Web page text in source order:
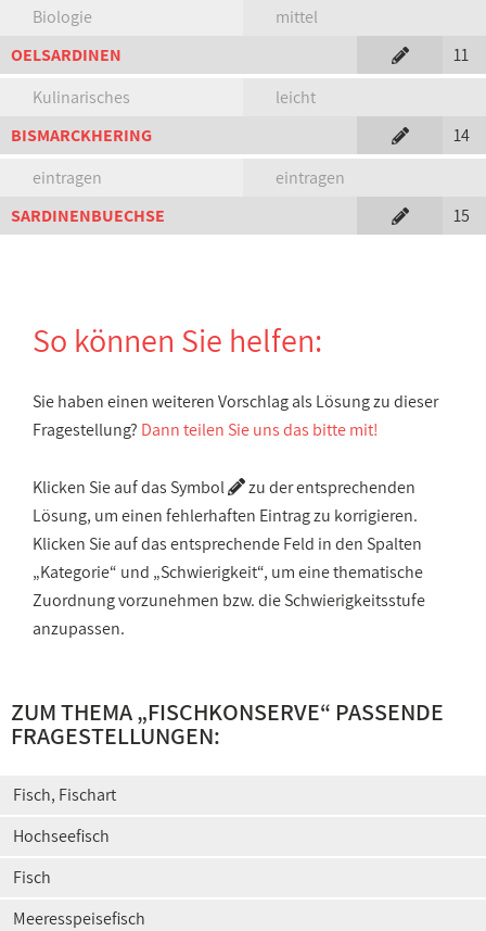
Biologie
mittel
OELSARDINEN
11
Kulinarisches
leicht
BISMARCKHERING
14
eintragen
eintragen
SARDINENBUECHSE
15
So können Sie helfen:
Sie haben einen weiteren Vorschlag als Lösung zu dieser
Fragestellung? Dann teilen Sie uns das bitte mit!
Klicken Sie auf das Symbol
zu der entsprechenden
Lösung, um einen fehlerhaften Eintrag zu korrigieren.
Klicken Sie auf das entsprechende Feld in den Spalten
„Kategorie“ und „Schwierigkeit“, um eine thematische
Zuordnung vorzunehmen bzw. die Schwierigkeitsstufe
anzupassen.
ZUM THEMA „FISCHKONSERVE“ PASSENDE
FRAGESTELLUNGEN:
Fisch, Fischart
Hochseefisch
Fisch
Meeresspeisefisch